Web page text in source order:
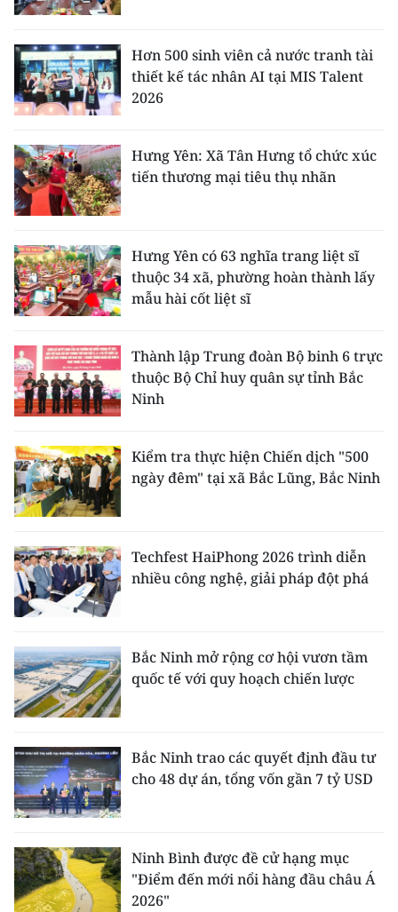
Hơn 500 sinh viên cả nước tranh tài
thiết kế tác nhân AI tại MIS Talent
2026
Hưng Yên: Xã Tân Hưng tổ chức xúc
tiến thương mại tiêu thụ nhãn
Hưng Yên có 63 nghĩa trang liệt sĩ
thuộc 34 xã, phường hoàn thành lấy
mẫu hài cốt liệt sĩ
Thành lập Trung đoàn Bộ binh 6 trực
thuộc Bộ Chỉ huy quân sự tỉnh Bắc
Ninh
Kiểm tra thực hiện Chiến dịch "500
ngày đêm" tại xã Bắc Lũng, Bắc Ninh
Techfest HaiPhong 2026 trình diễn
nhiều công nghệ, giải pháp đột phá
Bắc Ninh mở rộng cơ hội vươn tầm
quốc tế với quy hoạch chiến lược
Bắc Ninh trao các quyết định đầu tư
cho 48 dự án, tổng vốn gần 7 tỷ USD
Ninh Bình được đề cử hạng mục
"Điểm đến mới nổi hàng đầu châu Á
2026"